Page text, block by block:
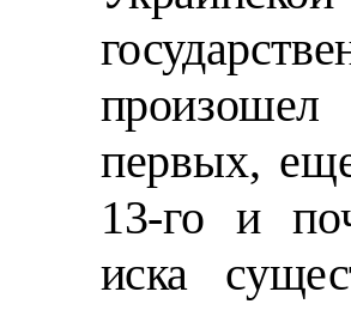
первых,
13-го и
иска